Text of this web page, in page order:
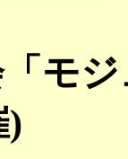
モ
)